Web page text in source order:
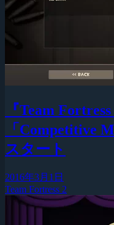
『Team
「Competitive
スタート
2016年3月1日
Team Fortress 2